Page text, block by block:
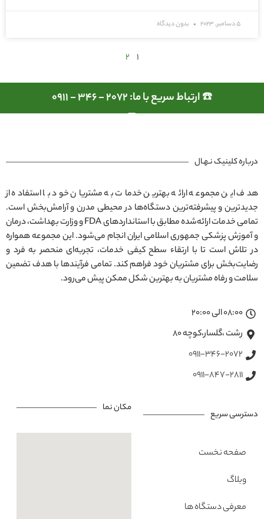
5 دسامبر, 2023 بدون دیدگاه
1
2
☎️ ارتباط سریع با ما: 2072 - 346 - 0911
درباره کلینیک نـهـال
هدف این مجموعه ارائه بهترین خدمات به مشتریان خود با استفاده از
جدیدترین و پیشرفته‌ترین دستگاه‌ها در محیطی مدرن و آرامش‌بخش است.
تمامی خدمات ارائه‌شده مطابق با استانداردهای FDA و وزارت بهداشت، درمان
و آموزش پزشکی جمهوری اسلامی ایران انجام می‌شود. این مجموعه همواره
در تلاش است تا با ارتقاء سطح کیفی خدمات، تجربه‌ای منحصر به فرد و
رضایت‌بخش برای مشتریان خود فراهم کند. تمامی فرآیندها با هدف تضمین
سلامت و رفاه مشتریان به بهترین شکل ممکن پیش می‌رود.
08:00 الی 20:00
رشت ،گلسار،کوچه ۸۰
0911-346-2072
0911-847-2811
دسترسی سریع
صفحه نخست
وبلاگ
معرفی دستگاه ها
مکان نما